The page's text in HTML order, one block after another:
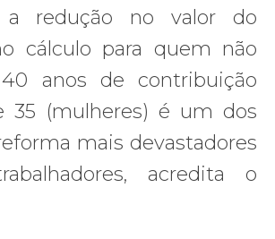
redução no valor do
cálculo para quem não
anos de contribuição
35 (mulheres) é um dos
mais devastadores
acredita o